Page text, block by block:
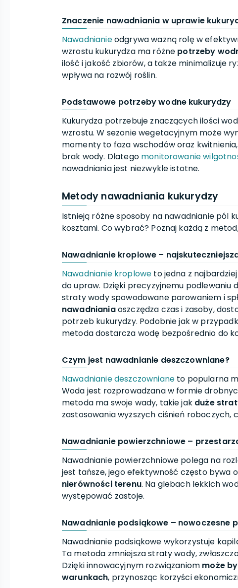
Znaczenie nawadniania w uprawie
Nawadnianieodgrywa ważną rolę w
wzrostu kukurydza ma różne potrzeby
ilość i jakość zbiorów, a także minimalizuje
wpływa na rozwój roślin.
Podstawowe potrzeby wodne kukurydzy
Kukurydza potrzebuje znaczących ilości
wzrostu. W sezonie wegetacyjnym może
momenty to faza wschodów oraz
brak wody. Dlatego monitorowanie
nawadniania jest niezwykle istotne.
Metody nawadniania kukurydzy
Istnieją różne sposoby na nawadnianie pól
kosztami. Co wybrać? Poznaj każdą z
Nawadnianie kroplowe –
Nawadnianie kroplowe to jedna z
do upraw. Dzięki precyzyjnemu podlewaniu
straty wody spowodowane parowaniem i
nawadnianiaoszczędza czas i zasoby,
potrzeb kukurydzy. Podobnie jak w
metoda dostarcza wodę bezpośrednio do
Czym jest nawadnianie deszczowniane?
Nawadnianie deszczowniane to popularna
Woda jest rozprowadzana w formie
metoda ma swoje wady, takie jak duże
zastosowania wyższych ciśnień roboczych,
Nawadnianie powierzchniowe –
Nawadnianie powierzchniowe polega na
jest tańsze, jego efektywność często bywa
nierówności terenu. Na glebach lekkich
występować zastoje.
Nawadnianie podsiąkowe – nowoczesne
Nawadnianie podsiąkowe wykorzystuje
Ta metoda zmniejsza straty wody,
Dzięki innowacyjnym rozwiązaniom może
warunkach, przynosząc korzyści